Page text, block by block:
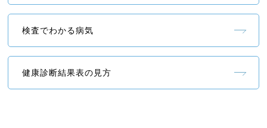
検査でわかる病気
健康診断結果表の見方